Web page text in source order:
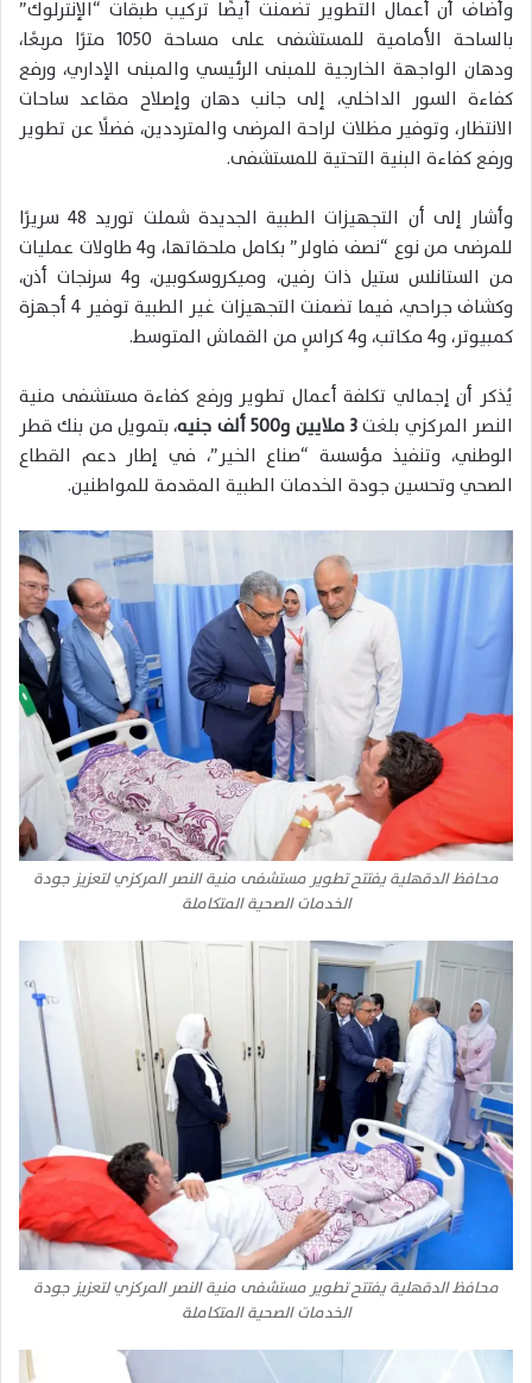
وأضاف أن أعمال التطوير تضمنت أيضًا تركيب طبقات “الإنترلوك”
بالساحة الأمامية للمستشفى على مساحة 1050 مترًا مربعًا،
ودهان الواجهة الخارجية للمبنى الرئيسي والمبنى الإداري، ورفع
كفاءة السور الداخلي، إلى جانب دهان وإصلاح مقاعد ساحات
الانتظار، وتوفير مظلات لراحة المرضى والمترددين، فضلًا عن تطوير
ورفع كفاءة البنية التحتية للمستشفى.
وأشار إلى أن التجهيزات الطبية الجديدة شملت توريد 48 سريرًا
للمرضى من نوع “نصف فاولر” بكامل ملحقاتها، و4 طاولات عمليات
من الستانلس ستيل ذات رفين، وميكروسكوبين، و4 سرنجات أذن،
وكشاف جراحي، فيما تضمنت التجهيزات غير الطبية توفير 4 أجهزة
كمبيوتر، و4 مكاتب، و4 كراسٍ من القماش المتوسط.
يُذكر أن إجمالي تكلفة أعمال تطوير ورفع كفاءة مستشفى منية
النصر المركزي بلغت3 ملايين و500 ألف جنيه
، بتمويل من بنك قطر
الوطني، وتنفيذ مؤسسة “صناع الخير”، في إطار دعم القطاع
الصحي وتحسين جودة الخدمات الطبية المقدمة للمواطنين.
محافظ الدقهلية يفتتح تطوير مستشفى منية النصر المركزي لتعزيز جودة
الخدمات الصحية المتكاملة
محافظ الدقهلية يفتتح تطوير مستشفى منية النصر المركزي لتعزيز جودة
الخدمات الصحية المتكاملة